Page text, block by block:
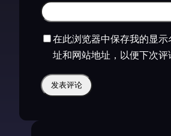
在此浏览器中保存我的显示
址和网站地址，以便下次评